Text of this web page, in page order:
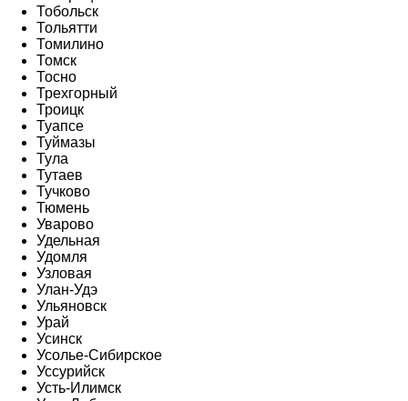
Тобольск
Тольятти
Томилино
Томск
Тосно
Трехгорный
Троицк
Туапсе
Туймазы
Тула
Тутаев
Тучково
Тюмень
Уварово
Удельная
Удомля
Узловая
Улан-Удэ
Ульяновск
Урай
Усинск
Усолье-Сибирское
Уссурийск
Усть-Илимск